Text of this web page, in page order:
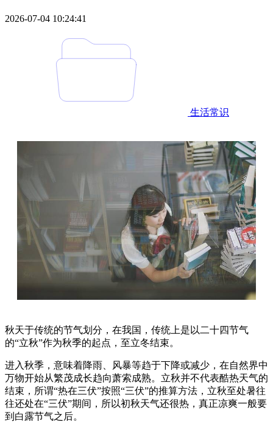
2026-07-04 10:24:41
生活常识
秋天于传统的节气划分，在我国，传统上是以二十四节气
的“立秋”作为秋季的起点，至立冬结束。
进入秋季，意味着降雨、风暴等趋于下降或减少，在自然界中
万物开始从繁茂成长趋向萧索成熟。立秋并不代表酷热天气的
结束，所谓“热在三伏”按照“三伏”的推算方法，立秋至处暑往
往还处在“三伏”期间，所以初秋天气还很热，真正凉爽一般要
到白露节气之后。